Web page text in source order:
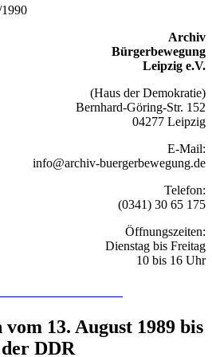
Archiv
Bürgerbewegung
Leipzig e.V.
(Haus der Demokratie)
Bernhard-Göring-Str. 152
04277 Leipzig
E-Mail:
info@archiv-buergerbewegung.de
Telefon:
(0341) 30 65 175
Öffnungszeiten:
Dienstag bis Freitag
10 bis 16 Uhr
13. August 1989 bis
DDR